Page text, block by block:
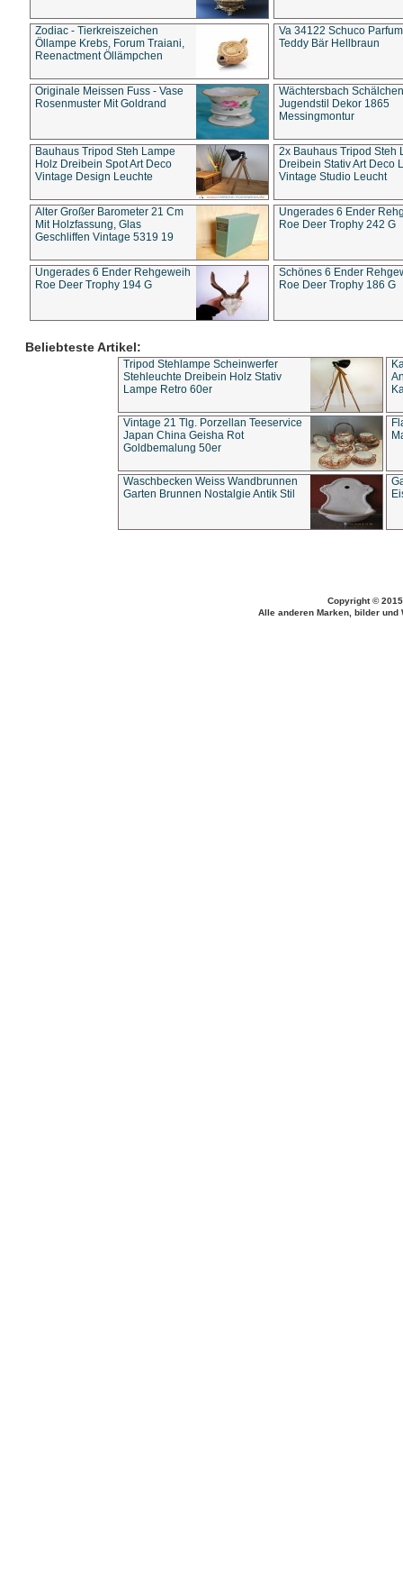
Zodiac - Tierkreiszeichen
Öllampe Krebs, Forum Traiani,
Reenactment Öllämpchen
Va 34122 Schuco
Teddy Bär Hellbraun
Originale Meissen Fuss - Vase
Rosenmuster Mit Goldrand
Wächtersbach Schälchen
Jugendstil Dekor 1865
Messingmontur
Bauhaus Tripod Steh Lampe
Holz Dreibein Spot Art Deco
Vintage Design Leuchte
2x Bauhaus Tripod Steh
Dreibein Stativ Art Deco
Vintage Studio Leucht
Alter Großer Barometer 21 Cm
Mit Holzfassung, Glas
Geschliffen Vintage 5319 19
Ungerades 6 Ender
Roe Deer Trophy 242 G
Ungerades 6 Ender Rehgeweih
Roe Deer Trophy 194 G
Schönes 6 Ender
Roe Deer Trophy 186 G
Beliebteste Artikel:
Tripod Stehlampe Scheinwerfer
Stehleuchte Dreibein Holz Stativ
Lampe Retro 60er
Vintage 21 Tlg. Porzellan Teeservice
Japan China Geisha Rot
Goldbemalung 50er
Waschbecken Weiss Wandbrunnen
Garten Brunnen Nostalgie Antik Stil
Copyright ©
Alle anderen Marken, bilder und